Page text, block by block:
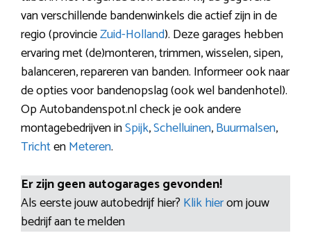
van verschillende bandenwinkels die actief zijn in de
regio (provincieZuid-Holland). Deze garages hebben
ervaring met (de)monteren, trimmen, wisselen, sipen,
balanceren, repareren van banden. Informeer ook naar
de opties voor bandenopslag (ook wel bandenhotel).
Op Autobandenspot.nl check je ook andere
montagebedrijven inSpijk,Schelluinen,Buurmalsen,
TrichtenMeteren.
Er zijn geen autogarages gevonden!
Als eerste jouw autobedrijf hier? Klik hierom jouw
bedrijf aan te melden